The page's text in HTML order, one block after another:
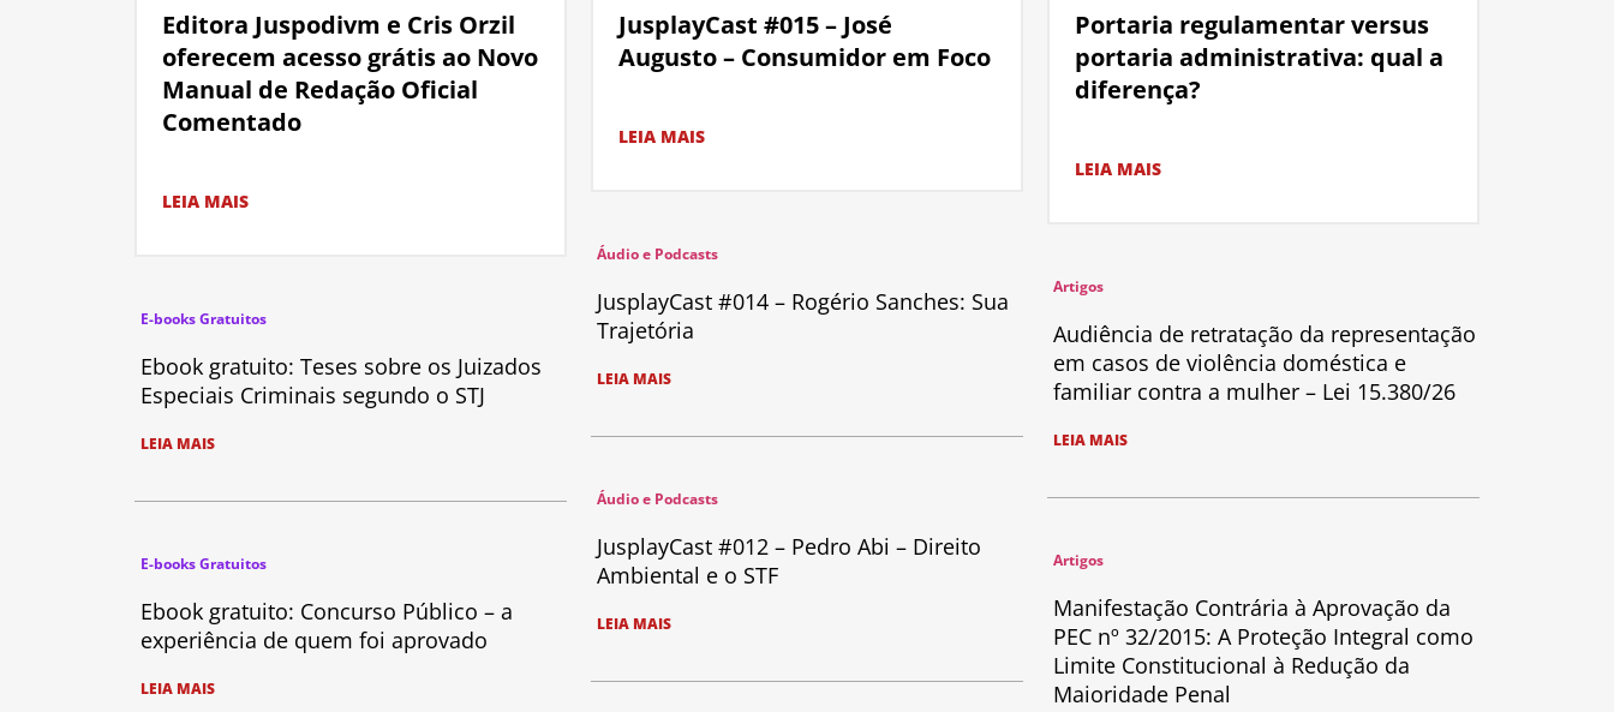
Editora Juspodivm e Cris Orzil
oferecem acesso grátis ao Novo
Manual de Redação Oficial
Comentado
LEIA MAIS
E-books Gratuitos
Ebook gratuito: Teses sobre os Juizados
Especiais Criminais segundo o STJ
LEIA MAIS
E-books Gratuitos
Ebook gratuito: Concurso Público – a
experiência de quem foi aprovado
LEIA MAIS
JusplayCast #015 – José
Augusto – Consumidor em Foco
LEIA MAIS
Áudio e Podcasts
JusplayCast #014 – Rogério Sanches: Sua
Trajetória
LEIA MAIS
Áudio e Podcasts
JusplayCast #012 – Pedro Abi – Direito
Ambiental e o STF
LEIA MAIS
Portaria regulamentar versus
portaria administrativa: qual a
diferença?
LEIA MAIS
Artigos
Audiência de retratação da representação
em casos de violência doméstica e
familiar contra a mulher – Lei 15.380/26
LEIA MAIS
Artigos
Manifestação Contrária à Aprovação da
PEC nº 32/2015: A Proteção Integral como
Limite Constitucional à Redução da
Maioridade Penal